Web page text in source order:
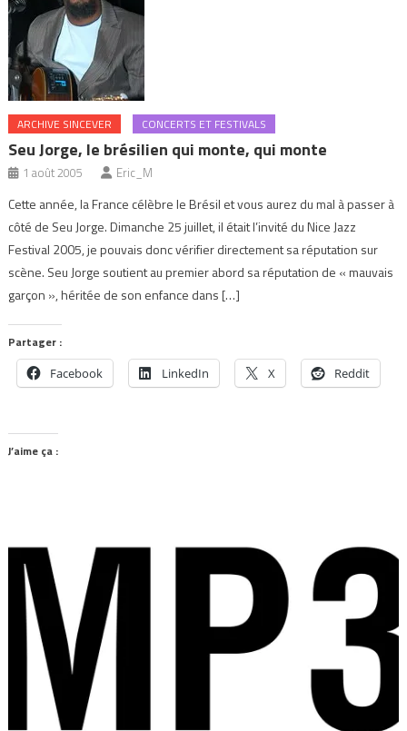
ARCHIVE SINCEVER CONCERTS ET FESTIVALS
Seu Jorge, le brésilien qui monte, qui monte
1 août 2005 Eric_M
Cette année, la France célèbre le Brésil et vous aurez du mal à passer à
côté de Seu Jorge. Dimanche 25 juillet, il était l’invité du Nice Jazz
Festival 2005, je pouvais donc vérifier directement sa réputation sur
scène. Seu Jorge soutient au premier abord sa réputation de « mauvais
garçon », héritée de son enfance dans […]
Partager :
Facebook LinkedIn X Reddit
J’aime ça :